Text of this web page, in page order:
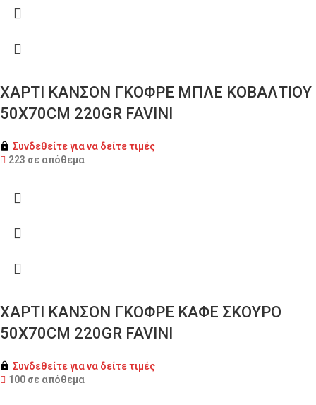
ΧΑΡΤΙ ΚΑΝΣΟΝ ΓΚΟΦΡΕ ΜΠΛΕ ΚΟΒΑΛΤΙΟΥ
50X70CM 220GR FAVINI
Συνδεθείτε για να δείτε τιμές
223 σε απόθεμα
ΧΑΡΤΙ ΚΑΝΣΟΝ ΓΚΟΦΡΕ ΚΑΦΕ ΣΚΟΥΡΟ
50X70CM 220GR FAVINI
Συνδεθείτε για να δείτε τιμές
100 σε απόθεμα